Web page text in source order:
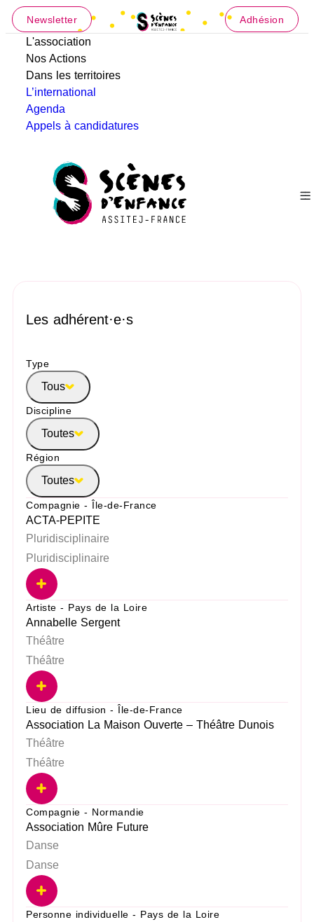
Newsletter Adhésion
L'association
Nos Actions
Dans les territoires
L’international
Agenda
Appels à candidatures
Les adhérent·e·s
Type
Tous
Discipline
Toutes
Région
Toutes
Compagnie - Île-de-France
ACTA-PEPITE
Pluridisciplinaire
Pluridisciplinaire
Artiste - Pays de la Loire
Annabelle Sergent
Théâtre
Théâtre
Lieu de diffusion - Île-de-France
Association La Maison Ouverte – Théâtre Dunois
Théâtre
Théâtre
Compagnie - Normandie
Association Mûre Future
Danse
Danse
Personne individuelle - Pays de la Loire